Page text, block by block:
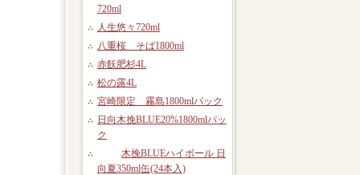
720ml
人生悠々720ml
八重桜 そば1800ml
赤飫肥杉4L
松の露4L
宮崎限定 霧島1800mlパック
日向木挽BLUE20%1800mlパッ
ク
木挽BLUEハイボール 日
向夏350ml缶(24本入)